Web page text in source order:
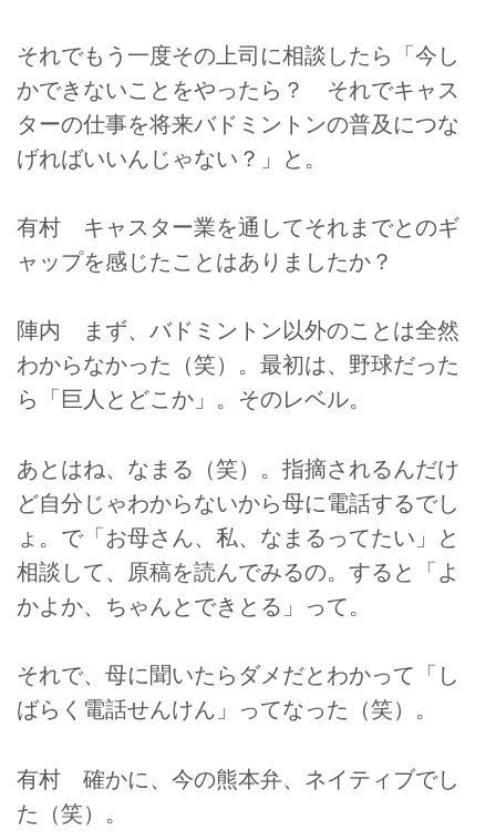
それでもう一度その上司に相談したら「今し
かできないことをやったら？ それでキャス
ターの仕事を将来バドミントンの普及につな
げればいいんじゃない？」と。
有村 キャスター業を通してそれまでとのギ
ャップを感じたことはありましたか？
陣内 まず、バドミントン以外のことは全然
わからなかった（笑）。最初は、野球だった
ら「巨人とどこか」。そのレベル。
あとはね、なまる（笑）。指摘されるんだけ
ど自分じゃわからないから母に電話するでし
ょ。で「お母さん、私、なまるってたい」と
相談して、原稿を読んでみるの。すると「よ
かよか、ちゃんとできとる」って。
それで、母に聞いたらダメだとわかって「し
ばらく電話せんけん」ってなった（笑）。
有村 確かに、今の熊本弁、ネイティブでし
た（笑）。